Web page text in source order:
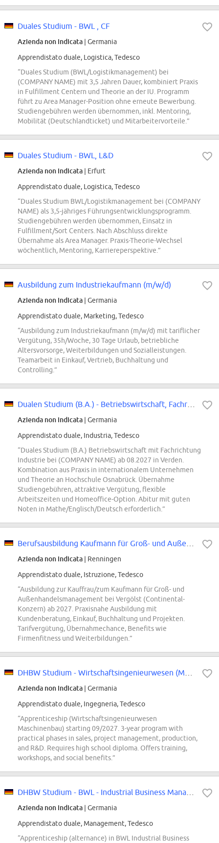
Duales Studium - BWL , CF
Azienda non indicata | Germania
Apprendistato duale, Logistica, Tedesco
“Duales Studium (BWL/Logistikmanagement) bei
(COMPANY NAME) mit 3,5 Jahren Dauer, kombiniert Praxis
in Fulfillment Centern und Theorie an der IU. Programm
führt zu Area Manager-Position ohne erneute Bewerbung.
Studiengebühren werden übernommen, inkl. Mentoring,
Mobilität (Deutschlandticket) und Mitarbeitervorteile.”
Duales Studium - BWL, L&D
Azienda non indicata | Erfurt
Apprendistato duale, Logistica, Tedesco
“Duales Studium BWL/Logistikmanagement bei (COMPANY
NAME) als 3,5-jähriges Führungsentwicklungsprogramm.
Studiengebühren werden übernommen, Einsatz in
Fulfillment/Sort Centers. Nach Abschluss direkte
Übernahme als Area Manager. Praxis-Theorie-Wechsel
wöchentlich, Mentoring, Karriereperspektive.”
Ausbildung zum Industriekaufmann (m/w/d)
Azienda non indicata | Germania
Apprendistato duale, Marketing, Tedesco
“Ausbildung zum Industriekaufmann (m/w/d) mit tariflicher
Vergütung, 35h/Woche, 30 Tage Urlaub, betriebliche
Altersvorsorge, Weiterbildungen und Sozialleistungen.
Teamarbeit in Einkauf, Vertrieb, Buchhaltung und
Controlling.”
Azienda non indicata | Germania
Apprendistato duale, Industria, Tedesco
“Duales Studium (B.A.) Betriebswirtschaft mit Fachrichtung
Industrie bei (COMPANY NAME) ab 08.2027 in Verden.
Kombination aus Praxis in internationalem Unternehmen
und Theorie an Hochschule Osnabrück. Übernahme
Studiengebühren, attraktive Vergütung, flexible
Arbeitszeiten und Homeoffice-Option. Abitur mit guten
Noten in Mathe/Englisch/Deutsch erforderlich.”
Azienda non indicata | Renningen
Apprendistato duale, Istruzione, Tedesco
“Ausbildung zur Kauffrau/zum Kaufmann für Groß- und
Außenhandelsmanagement bei Vergölst (Continental-
Konzern) ab 2027. Praxisnahe Ausbildung mit
Kundenberatung, Einkauf, Buchhaltung und Projekten.
Tarifvergütung, Übernahmechance, Benefits wie
Firmenfitness und Weiterbildungen.”
Azienda non indicata | Germania
Apprendistato duale, Ingegneria, Tedesco
“Apprenticeship (Wirtschaftsingenieurwesen
Maschinenbau) starting 09/2027. 3-year program with
practical phases in sales, project management, production,
and R&D. Requires high school diploma. Offers training,
workshops, and social benefits.”
Azienda non indicata | Germania
Apprendistato duale, Management, Tedesco
“Apprenticeship (alternance) in BWL Industrial Business